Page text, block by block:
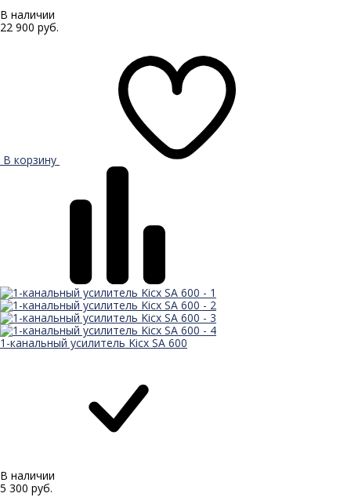
В наличии
22 900 руб.
В корзину
1-канальный усилитель Kicx SA 600
В наличии
5 300 руб.